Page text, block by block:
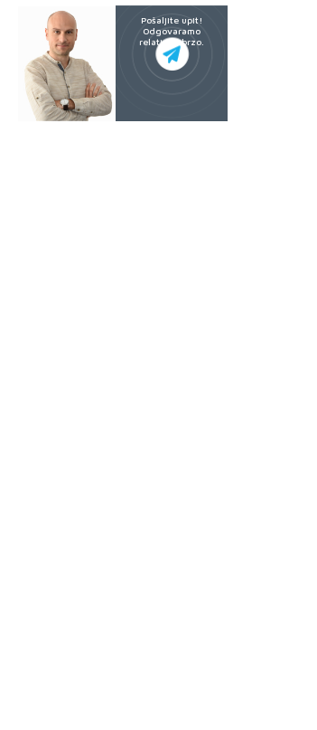
Pošaljite upit!
Odgovaramo
relativno brzo.